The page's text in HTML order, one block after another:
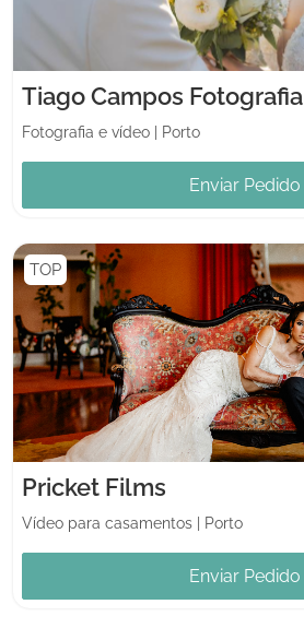
Tiago Campos Fotografia
Fotografia e vídeo Porto
Enviar Pedido
TOP
Pricket Films
Vídeo para casamentos Porto
Enviar Pedido